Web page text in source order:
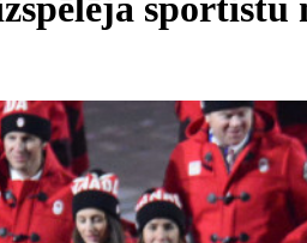
sportistu